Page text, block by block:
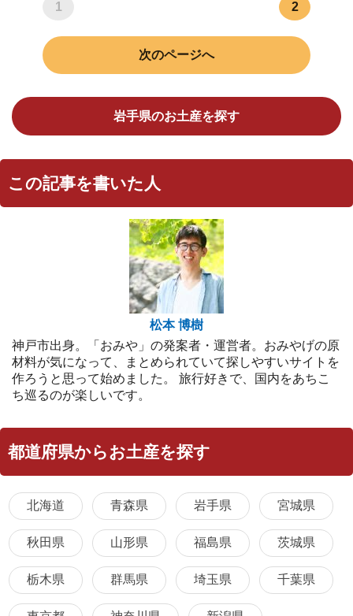
1 2
次のページへ
岩手県のお土産を探す
この記事を書いた人
松本 博樹
神戸市出身。「おみや」の発案者・運営者。おみやげの原
材料が気になって、まとめられていて探しやすいサイトを
作ろうと思って始めました。 旅行好きで、国内をあちこ
ち巡るのが楽しいです。
都道府県からお土産を探す
北海道 青森県 岩手県 宮城県
秋田県 山形県 福島県 茨城県
栃木県 群馬県 埼玉県 千葉県